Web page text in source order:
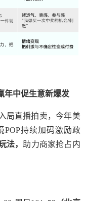
年中促生意新爆发
局直播拍卖，今年美
POP持续加码激励政
法， 助力商家抢占内